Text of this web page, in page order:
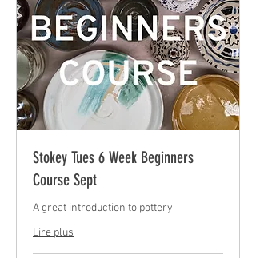
Stokey Tues 6 Week Beginners
Course Sept
A great introduction to pottery
Lire plus